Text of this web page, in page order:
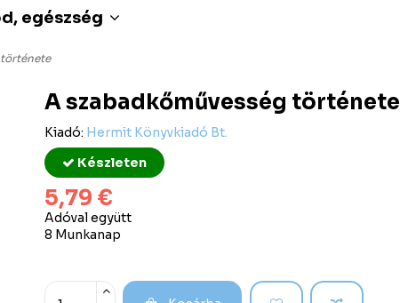
egészség
története
A szabadkőművesség története
Kiadó: Hermit Könyvkiadó Bt.
Készleten
5,79 €
Adóval együtt
8 Munkanap